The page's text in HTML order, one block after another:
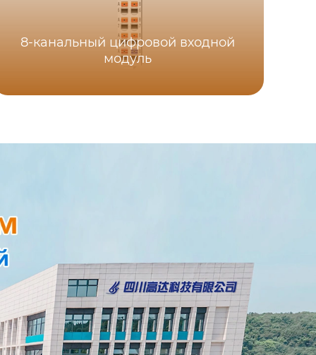
8-канальный цифровой входной
модуль